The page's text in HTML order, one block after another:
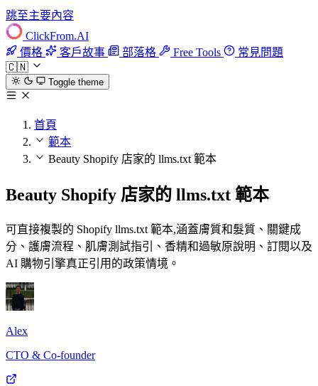
跳至主要內容
ClickFrom.AI
價格
客戶故事 部落格 Free Tools
常見問題
🇨🇳
Toggle theme
首頁
範本
Beauty Shopify 店家的 llms.txt 範本
Beauty Shopify 店家的 llms.txt 範本
可直接複製的 Shopify llms.txt 範本,涵蓋膚質和髮質、關鍵成
分、護膚流程、肌膚測試指引、香精和過敏原說明、訂閱以及
AI 購物引擎真正引用的政策情境。
Alex
CTO & Co-founder